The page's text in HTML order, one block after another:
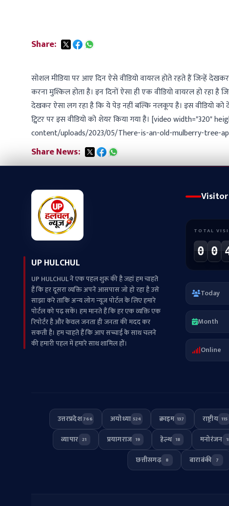
Share:
सोशल मीडिया पर आए दिन ऐसे वीडियो वायरल होते रहते हैं जिन्हें
करना मुश्किल होता है। इन दिनों ऐसा ही एक वीडियो वायरल हो रहा
देखकर ऐसा लग रहा है कि ये पेड़ नहीं बल्कि नलकूप है। इस वीडियो को
ट्विटर पर इस वीडियो को शेयर किया गया है। [video width="320"
content/uploads/2023/05/There-is-an-old-mulberry-tree-
Share News:
UP HULCHUL
UP HULCHUL ने एक पहल शुरू की है जहां हम चाहते
हैं कि हर दूसरा व्‍यक्ति अपने आसपास जो हो रहा है उसे
साझा करे ताकि अन्‍य लोग न्‍यूज पोर्टल के लिए हमारे
पोर्टल को पढ़ सकें। हम मानते हैं कि हर एक व्यक्ति एक
रिपोर्टर है और केवल जनता ही जनता की मदद कर
सकती है। हम चाहते हैं कि आप सच्चाई के साथ चलने
की हमारी पहल में हमारे साथ शामिल हों।
TOTAL
0 0
Today
Month
Online
उत्तरप्रदेश766 अयोध्या 524 क्राइम 137 राष्ट्रीय 115
व्यापार 21 प्रयागराज 19 हेल्थ 18 मनोरंजन
छत्तीसगढ़ 8 बाराबंकी 7